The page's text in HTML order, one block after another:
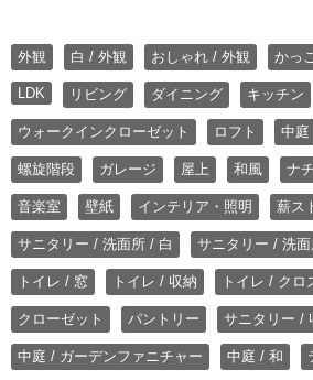
外観 白 / 外観 おしゃれ / 外観 かっ
LDK リビング ダイニング キッチン
ウォークインクローゼット ロフト 中庭
螺旋階段 ガレージ 屋上 和風 ナ
音楽室 壁紙 インテリア・照明 薪ス
サニタリー / 洗面所 / 白 サニタリー / 洗
トイレ / 窓 トイレ / 収納 トイレ / クロ
クローゼット パントリー サニタリー /
中庭 / ガーデンファニチャー 中庭 / 和